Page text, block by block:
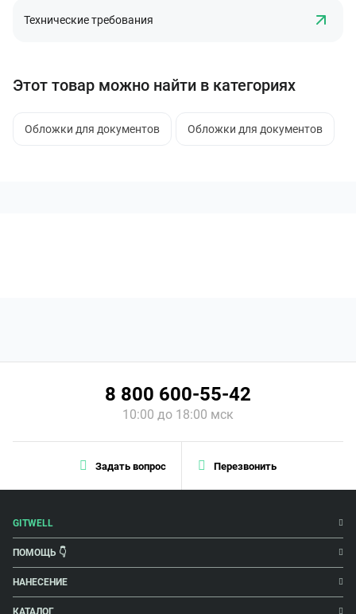
Технические требования
Этот товар можно найти в категориях
Обложки для документов Обложки для документов
Задать вопрос Перезвонить
8 800 600-55-42
10:00 до 18:00 мск
GITWELL
ПОМОЩЬ 👇
НАНЕСЕНИЕ
КАТАЛОГ